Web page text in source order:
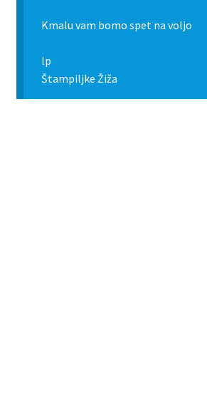
Kmalu vam bomo spet na voljo
lp
Štampiljke Žiža